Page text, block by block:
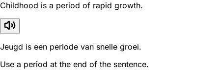
Childhood is a period of rapid growth.
Jeugd is een periode van snelle groei.
Use a period at the end of the sentence.